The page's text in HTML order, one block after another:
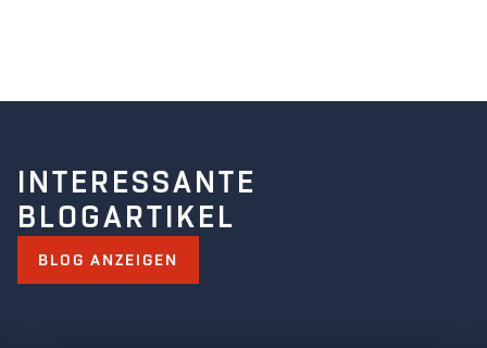
INTERESSANTE
BLOGARTIKEL
BLOG ANZEIGEN